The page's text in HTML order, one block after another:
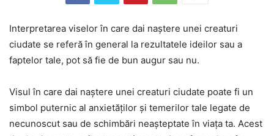
Interpretarea viselor în care dai naștere unei creaturi
ciudate se referă în general la rezultatele ideilor sau a
faptelor tale, pot să fie de bun augur sau nu.
Visul în care dai naștere unei creaturi ciudate poate fi un
simbol puternic al anxietăților și temerilor tale legate de
necunoscut sau de schimbări neașteptate în viața ta. Acest